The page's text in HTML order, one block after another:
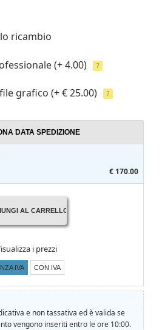
ricambio
(+ 4.00) ?
grafico (+ € 25.00) ?
DATA SPEDIZIONE
€ 170.00
AL CARRELLO
i prezzi
IVA CON IVA
e non tassativa ed è valida se
vengono inseriti entro le ore 10:00.